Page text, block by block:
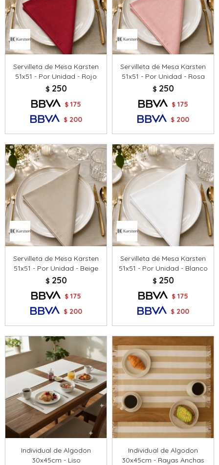
Servilleta de Mesa Karsten
51x51 - Por Unidad - Rojo
$ 250
$ 175
$ 200
Servilleta de Mesa Karsten
51x51 - Por Unidad - Rosa
$ 250
$ 175
$ 200
Servilleta de Mesa Karsten
51x51 - Por Unidad - Beige
$ 250
$ 175
$ 200
Servilleta de Mesa Karsten
51x51 - Por Unidad - Blanco
$ 250
$ 175
$ 200
Individual de Algodon
30x45cm - Liso
Individual de Algodon
30x45cm - Rayas Anchas